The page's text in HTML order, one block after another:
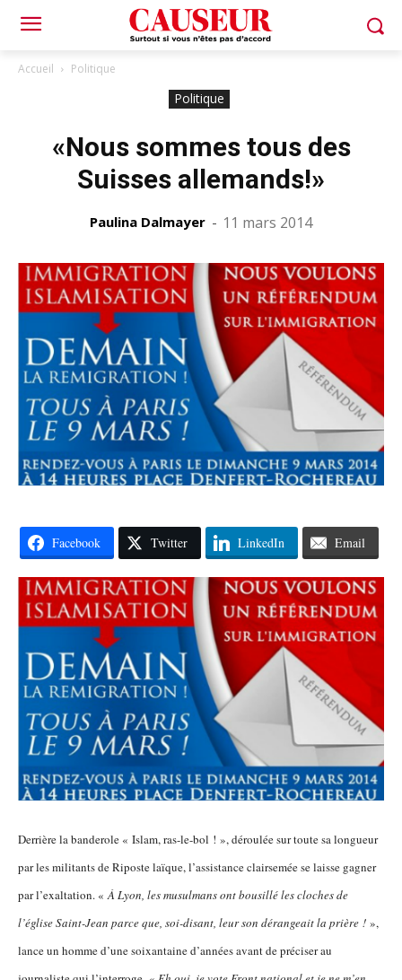
Accueil Politique
Politique
«Nous sommes tous des
Suisses allemands!»
Paulina Dalmayer - 11 mars 2014
Facebook Twitter LinkedIn Email
Derrière la banderole « Islam, ras-le-bol ! », déroulée sur toute sa longueur
par les militants de Riposte laïque, l’assistance clairsemée se laisse gagner
par l’exaltation. «À Lyon, les musulmans ont bousillé les cloches de
l’église Saint-Jean parce que, soi-disant, leur son dérangeait la prière ! »,
lance un homme d’une soixantaine d’années avant de préciser au